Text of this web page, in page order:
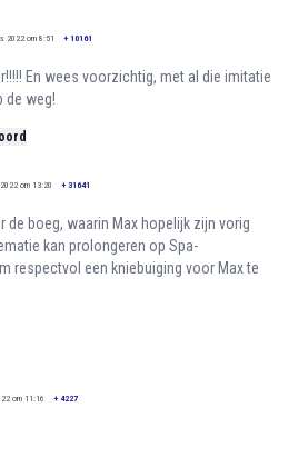
2022 om 8:51 + 10161
En wees voorzichtig, met al die imitatie
de weg!
om 13:20 + 31641
de boeg, waarin Max hopelijk zijn vorig
kan prolongeren op Spa-
respectvol een kniebuiging voor Max te
om 11:16 + 4227